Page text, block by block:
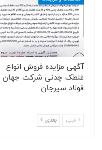
آگهی مزایده فروش انواع
غلطک چدنی شرکت جهان
فولاد سیرجان
قبلی بعدی